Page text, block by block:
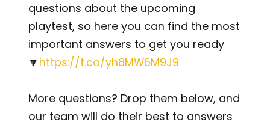
questions about the upcoming
playtest, so here you can find the most
important answers to get you ready
🔽 https://t.co/yh8MW6M9J9
More questions? Drop them below, and
our team will do their best to answers